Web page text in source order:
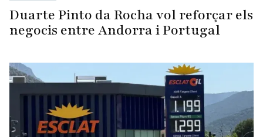
Duarte Pinto da Rocha vol reforçar els
negocis entre Andorra i Portugal